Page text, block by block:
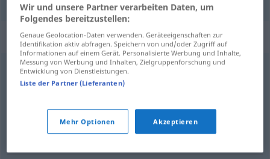
Synonyme für "Begrenzung"
Bande
Wir und unsere Partner verarbeiten Daten, um
Folgendes bereitzustellen:
Genaue Geolocation-Daten verwenden. Geräteeigenschaften zur
Identifikation aktiv abfragen. Speichern von und/oder Zugriff auf
Informationen auf einem Gerät. Personalisierte Werbung und Inhalte,
Messung von Werbung und Inhalten, Zielgruppenforschung und
Entwicklung von Dienstleistungen.
Liste der Partner (Lieferanten)
Mehr Optionen Akzeptieren